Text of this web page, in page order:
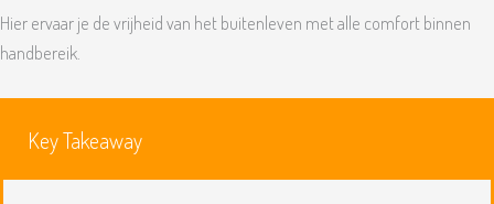
Hier ervaar je de vrijheid van het buitenleven met alle comfort binnen
handbereik.
Key Takeaway